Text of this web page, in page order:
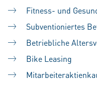
Fitness- und
Subventioniertes
Betriebliche
Bike Leasing